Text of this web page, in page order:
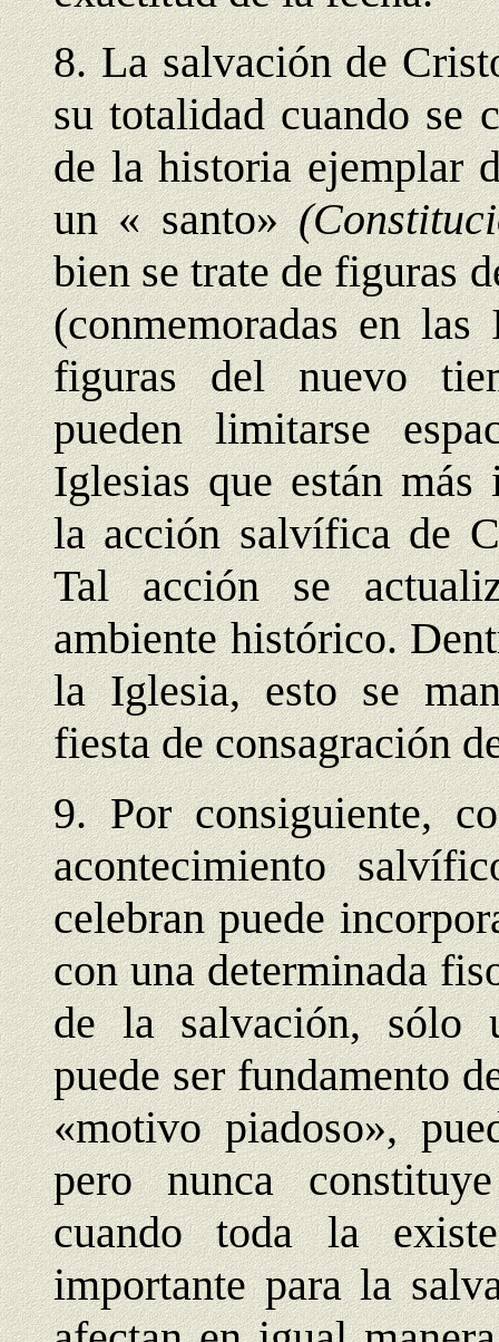
8. La salvación de
su totalidad cuando se
de la historia ejemplar
un « santo»
bien se trate de figuras
(conmemoradas en
figuras del nuevo
pueden limitarse
Iglesias que están más
la acción salvífica de
Tal acción se
ambiente histórico.
la Iglesia, esto se
fiesta de consagración
9. Por consiguiente,
acontecimiento
celebran puede
con una determinada
de la salvación, sólo
puede ser fundamento
«motivo piadoso»,
pero nunca
cuando toda la
importante para la